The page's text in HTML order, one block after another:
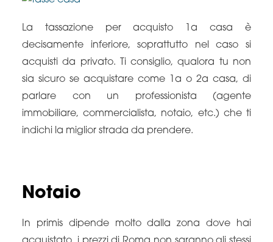
La tassazione per acquisto 1a casa è
decisamente inferiore, soprattutto nel caso si
acquisti da privato. Ti consiglio, qualora tu non
sia sicuro se acquistare come 1a o 2a casa, di
parlare con un professionista (agente
immobiliare, commercialista, notaio, etc.) che ti
indichi la miglior strada da prendere.
Notaio
In primis dipende molto dalla zona dove hai